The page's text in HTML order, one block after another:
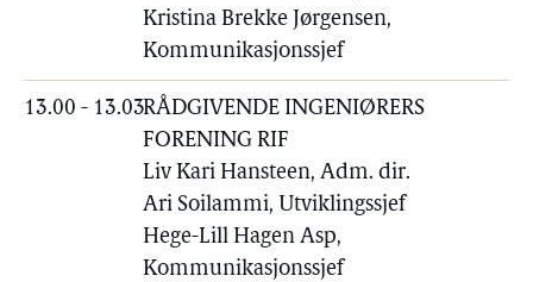
Kristina Brekke Jørgensen,
Kommunikasjonssjef
13.00 - 13.03RÅDGIVENDE INGENIØRERS
FORENING RIF
Liv Kari Hansteen, Adm. dir.
Ari Soilammi, Utviklingssjef
Hege-Lill Hagen Asp,
Kommunikasjonssjef